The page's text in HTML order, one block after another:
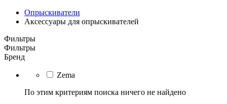
Опрыскиватели
Аксессуары для опрыскивателей
Фильтры
Фильтры
Бренд
Zema
По этим критериям поиска ничего не найдено